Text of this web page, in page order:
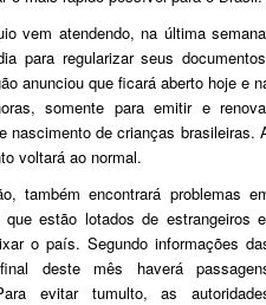
vem atendendo, na última
para regularizar seus
anunciou que ficará aberto hoje e
somente para emitir e
nascimento de crianças brasileiras.
voltará ao normal.
também encontrará problemas
estão lotados de estrangeiros
o país. Segundo informações
deste mês haverá
evitar tumulto, as